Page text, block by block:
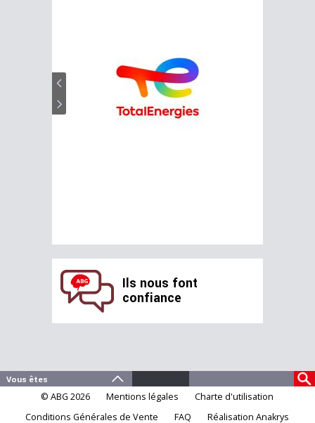
Ils nous font
confiance
© ABG 2026 Mentions légales
Charte d'utilisation
Conditions Générales de Vente
FAQ Réalisation Anakrys